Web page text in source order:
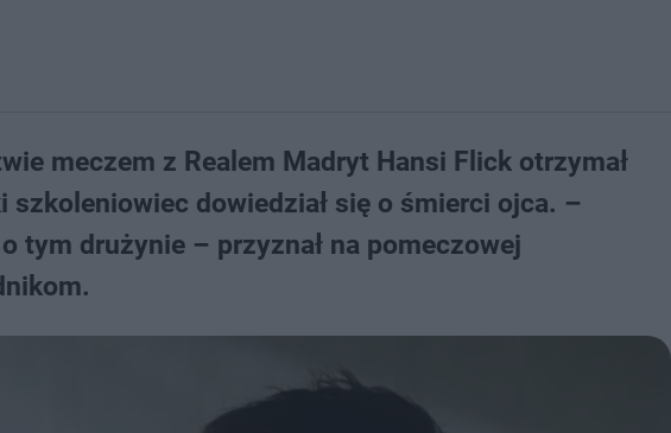
meczem z Realem Madryt Hansi Flick otrzymał
dowiedział się o śmierci ojca. –
tym drużynie – przyznał na pomeczowej